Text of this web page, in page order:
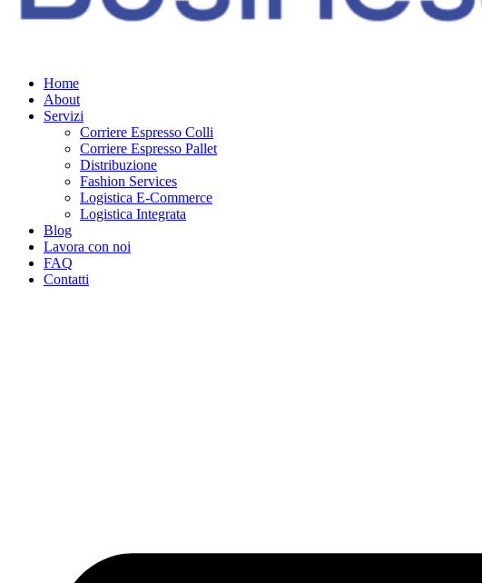
Home
About
Servizi
Corriere Espresso Colli
Corriere Espresso Pallet
Distribuzione
Fashion Services
Logistica E-Commerce
Logistica Integrata
Blog
Lavora con noi
FAQ
Contatti